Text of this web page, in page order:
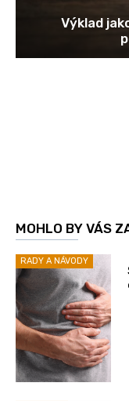
Výklad
MOHLO BY VÁS
RADY A NÁVODY